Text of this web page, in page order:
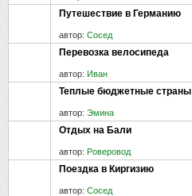
Путешествие в Германию
автор: Сосед
Перевозка велосипеда
автор: Иван
Теплые бюджетные страны
автор: Эмина
Отдых на Бали
автор: Роверовод
Поездка в Киргизию
автор: Сосед